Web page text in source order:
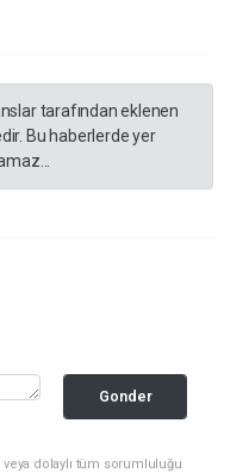
tarafından eklenen
Bu haberlerde yer
Gonder
dolaylı tüm sorumluluğu